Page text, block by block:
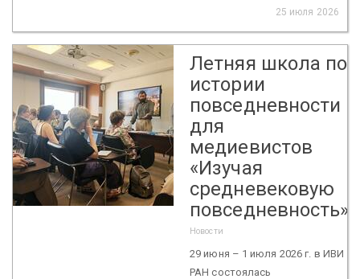
25 июля 2026
Летняя школа по
истории
повседневности
для
медиевистов
«Изучая
средневековую
повседневность»
Новости
29 июня – 1 июля 2026 г. в ИВИ
РАН состоялась